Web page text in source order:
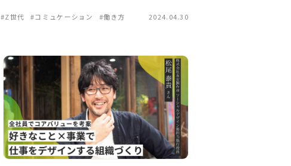
#Z世代 #コミュケーション #働き方 2024.04.30